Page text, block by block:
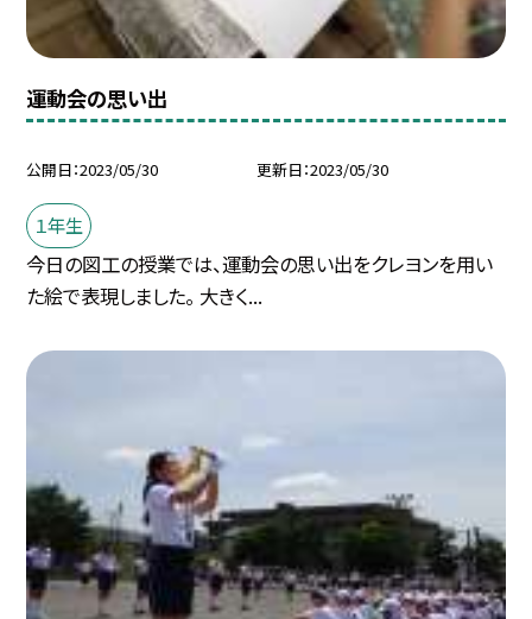
運動会の思い出
公開日 2023/05/30 更新日 2023/05/30
１年生
今日の図工の授業では、運動会の思い出をクレヨンを用い
た絵で表現しました。 大きく...